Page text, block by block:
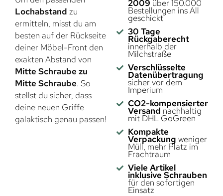
Lochabstand zu
ermitteln, misst du am
besten auf der Rückseite
deiner Möbel-Front den
exakten Abstand von
Mitte Schraube zu
Mitte Schraube. So
stellst du sicher, dass
deine neuen Griffe
galaktisch genau passen!
2009 über 150.000
Bestellungen ins All
geschickt
30 Tage
Rückgaberecht
innerhalb der
Milchstraße
Verschlüsselte
Datenübertragung
sicher vor dem
Imperium
CO2-kompensierter
Versand nachhaltig
mit DHL GoGreen
Kompakte
Verpackung weniger
Müll, mehr Platz im
Frachtraum
Viele Artikel
inklusive Schrauben
für den sofortigen
Einsatz